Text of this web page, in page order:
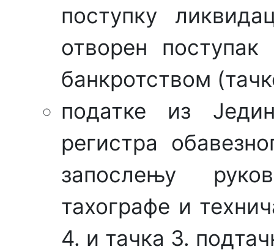
поступку
отворен поступак
банкротством
податке из
регистра
запослењу
тахографе и
4. и тачка 3.